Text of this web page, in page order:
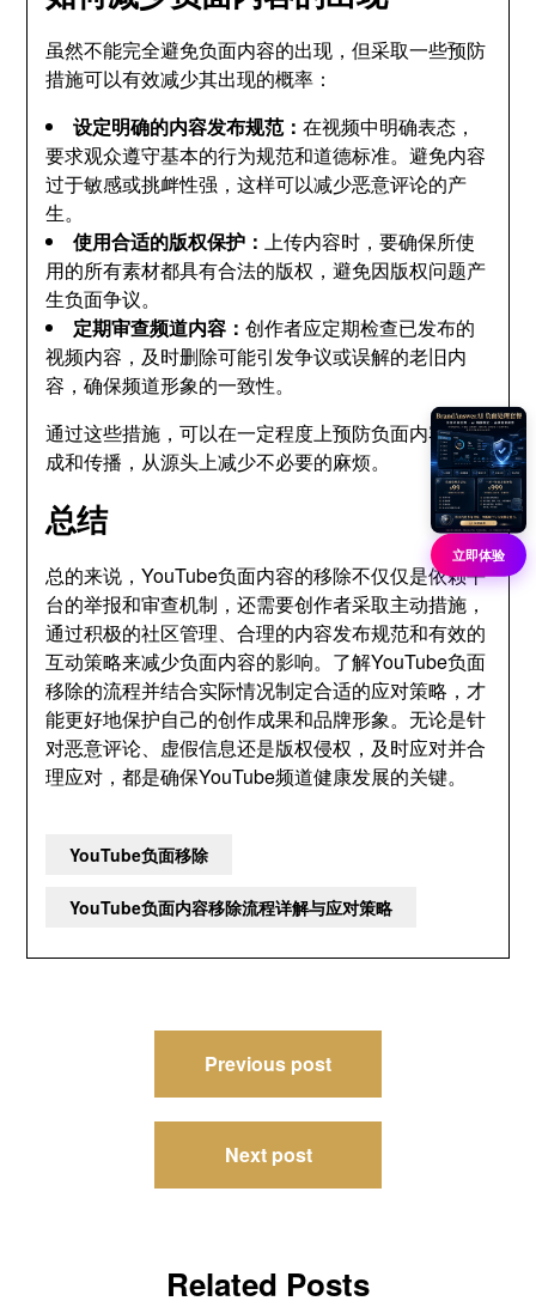
虽然不能完全避免负面内容的出现，但采取一些预防
措施可以有效减少其出现的概率：
设定明确的内容发布规范：在视频中明确表态，
要求观众遵守基本的行为规范和道德标准。避免内容
过于敏感或挑衅性强，这样可以减少恶意评论的产
生。
使用合适的版权保护：上传内容时，要确保所使
用的所有素材都具有合法的版权，避免因版权问题产
生负面争议。
定期审查频道内容：创作者应定期检查已发布的
视频内容，及时删除可能引发争议或误解的老旧内
容，确保频道形象的一致性。
通过这些措施，可以在一定程度上预防负面内容的生
成和传播，从源头上减少不必要的麻烦。
总结
总的来说，YouTube负面内容的移除不仅仅是依赖平
台的举报和审查机制，还需要创作者采取主动措施，
通过积极的社区管理、合理的内容发布规范和有效的
互动策略来减少负面内容的影响。了解YouTube负面
移除的流程并结合实际情况制定合适的应对策略，才
能更好地保护自己的创作成果和品牌形象。无论是针
对恶意评论、虚假信息还是版权侵权，及时应对并合
理应对，都是确保YouTube频道健康发展的关键。
YouTube负面移除
YouTube负面内容移除流程详解与应对策略
Previous post
Next post
Related Posts
立即体验